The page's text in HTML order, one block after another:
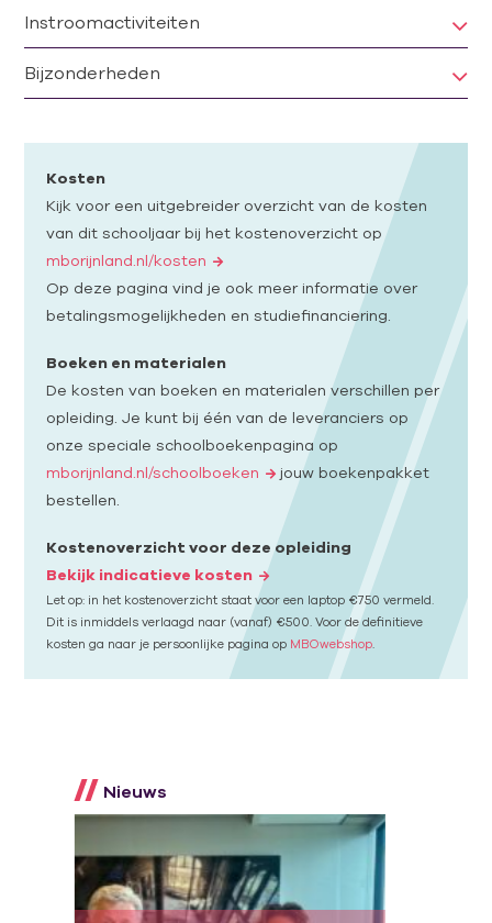
Instroomactiviteiten
Bijzonderheden
Kosten
Kijk voor een uitgebreider overzicht van de kosten
van dit schooljaar bij het kostenoverzicht op
mborijnland.nl/kosten
Op deze pagina vind je ook meer informatie over
betalingsmogelijkheden en studiefinanciering.
Boeken en materialen
De kosten van boeken en materialen verschillen per
opleiding. Je kunt bij één van de leveranciers op
onze speciale schoolboekenpagina op
mborijnland.nl/schoolboeken
jouw boekenpakket
bestellen.
Kostenoverzicht voor deze opleiding
Bekijk indicatieve kosten
Let op: in het kostenoverzicht staat voor een laptop €750 vermeld.
Dit is inmiddels verlaagd naar (vanaf) €500. Voor de definitieve
kosten ga naar je persoonlijke pagina op MBOwebshop
Nieuws